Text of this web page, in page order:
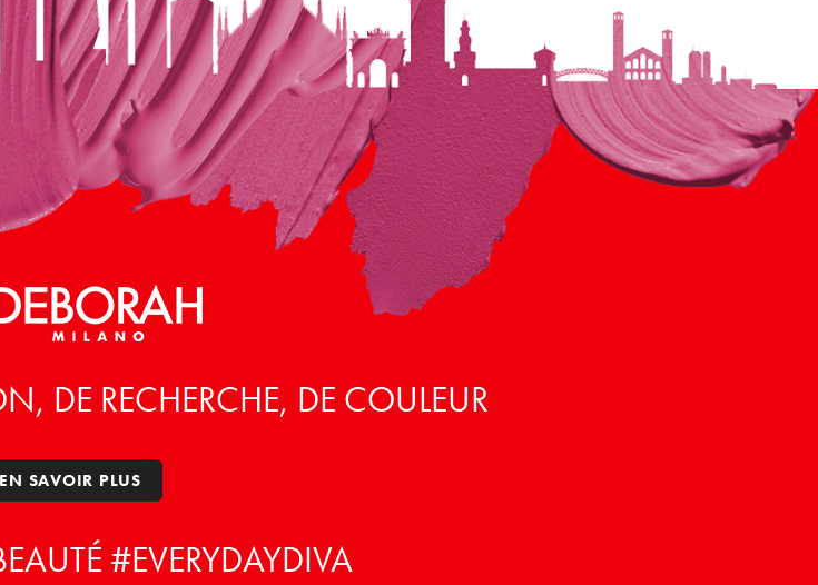
DE RECHERCHE, DE COULEUR
EN SAVOIR PLUS
#EVERYDAYDIVA